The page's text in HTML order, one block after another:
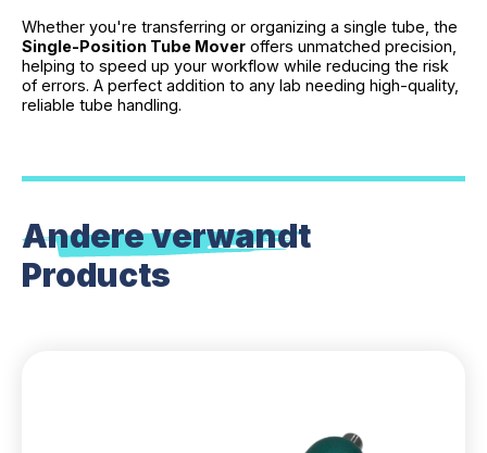
Whether you're transferring or organizing a single tube, the
Single-Position Tube Mover offers unmatched precision,
helping to speed up your workflow while reducing the risk
of errors. A perfect addition to any lab needing high-quality,
reliable tube handling.
Andere verwandt
Products